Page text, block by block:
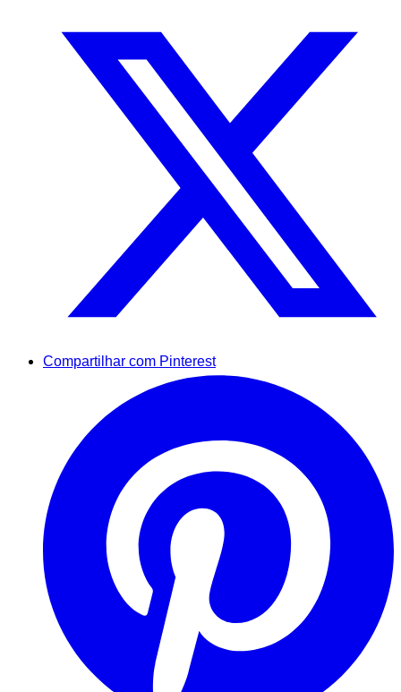
Compartilhar com Pinterest